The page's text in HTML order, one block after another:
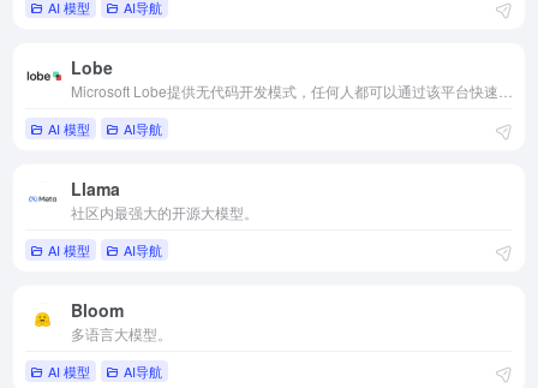
AI 模型 AI导航
Lobe
AI 模型 AI导航
Llama
社区内最强大的开源大模型。
AI 模型 AI导航
Bloom
多语言大模型。
AI 模型 AI导航